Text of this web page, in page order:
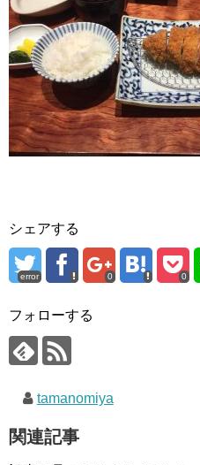
シェアする
error 0 0
フォローする
tamanomiya
関連記事